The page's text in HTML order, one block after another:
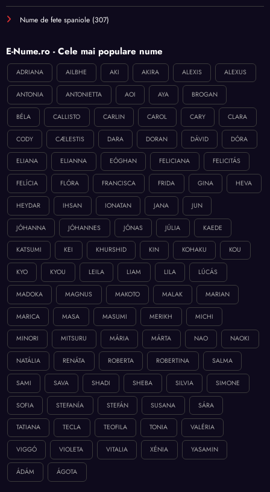
Nume de fete spaniole (307)
E-Nume.ro - Cele mai populare nume
ADRIANA AILBHE AKI AKIRA ALEXIS ALEXUS
ANTONIA ANTONIETTA AOI AYA BROGAN
BÉLA CALLISTO CARLIN CAROL CARY CLARA
CODY CÆLESTIS DARA DORAN DÁVID DÓRA
ELIANA ELIANNA EÓGHAN FELICIANA FELICITÁS
FELÍCIA FLÓRA FRANCISCA FRIDA GINA HEVA
HEYDAR IHSAN IONATAN JANA JUN
JÓHANNA JÓHANNES JÓNAS JÚLIA KAEDE
KATSUMI KEI KHURSHID KIN KOHAKU KOU
KYO KYOU LEILA LIAM LILA LÚCÁS
MADOKA MAGNUS MAKOTO MALAK MARIAN
MARICA MASA MASUMI MERIKH MICHI
MINORI MITSURU MÁRIA MÁRTA NAO NAOKI
NATÁLIA RENÁTA ROBERTA ROBERTINA SALMA
SAMI SAVA SHADI SHEBA SILVIA SIMONE
SOFIA STEFANÍA STEFÁN SUSANA SÁRA
TATIANA TECLA TEOFILA TONIA VALÉRIA
VIGGÓ VIOLETA VITALIA XÉNIA YASAMIN
ÁDÁM ÁGOTA